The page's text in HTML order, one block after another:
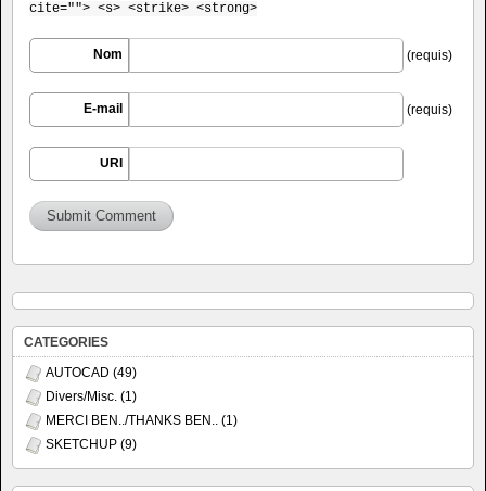
cite=""> <s> <strike> <strong>
Nom (requis)
E-mail (requis)
URI
CATEGORIES
AUTOCAD (49)
Divers/Misc. (1)
MERCI BEN../THANKS BEN.. (1)
SKETCHUP (9)